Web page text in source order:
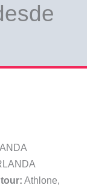
Athlone,